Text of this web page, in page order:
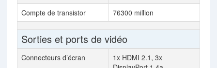
Compte de transistor 76300 million
Sorties et ports de vidéo
Connecteurs d’écran
1x HDMI 2.1, 3x